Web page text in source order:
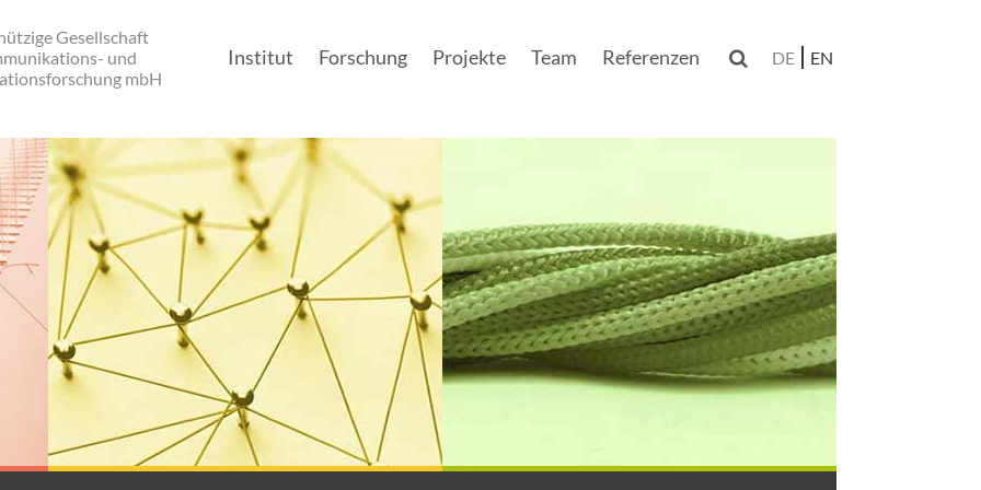
Gesellschaft
und
mbH
Institut Forschung Projekte Team Referenzen  DE EN